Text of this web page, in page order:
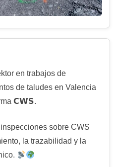
en trabajos de
de taludes en Valencia
𝗖𝗪𝗦.
sobre CWS
la trazabilidad y la